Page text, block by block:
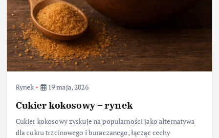
Rynek 19 maja, 2026
Cukier kokosowy – rynek
Cukier kokosowy zyskuje na popularności jako alternatywa
dla cukru trzcinowego i buraczanego, łącząc cechy